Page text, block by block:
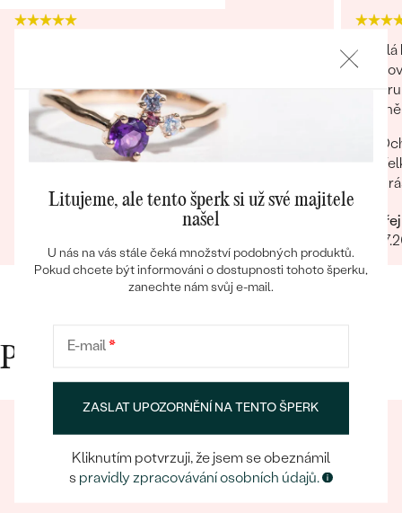
Bestsellery
byl balík u mě, fakt hezky zabalené, náušnice
udelaly radost pod stromečkem. můžu jen
doporučit Děkuji
Rychlost Hezky zabalene Dárečky Náušnice
co jsem koupil pro holky, úplně super, děkuju
Skvělá
Ondřej
Proč nakupovat v Eppi
Litujeme, ale tento šperk si už své majitele
našel
U nás na vás stále čeká množství podobných produktů.
Pokud chcete být informováni o dostupnosti tohoto šperku,
zanechte nám svůj e-mail.
E-mail*
ZASLAT UPOZORNĚNÍ NA TENTO ŠPERK
Kliknutím potvrzuji, že jsem se obeznámil
s pravidly zpracovávání osobních údajů.